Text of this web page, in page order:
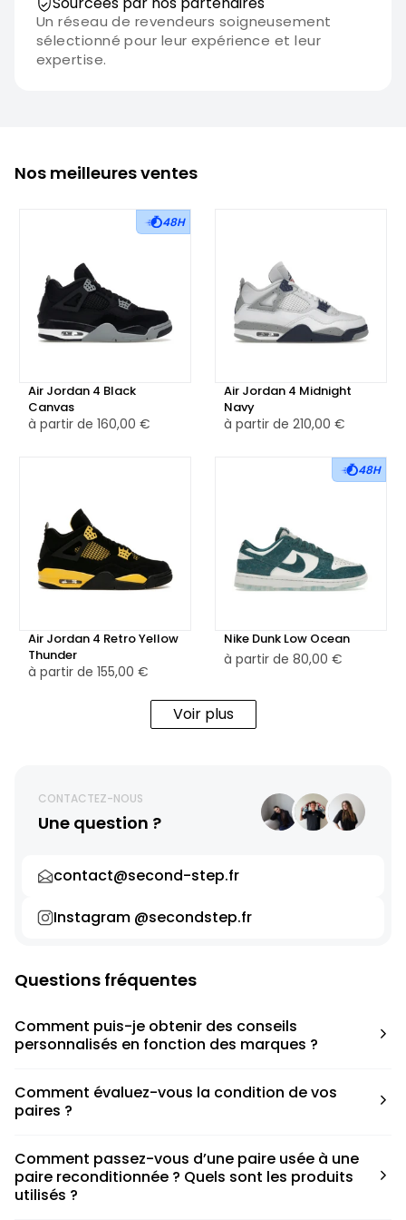
Un réseau de revendeurs soigneusement
sélectionné pour leur expérience et leur
expertise.
Nos meilleures ventes
48H
Air Jordan 4 Black
Canvas
à partir de 160,00 €
Air Jordan 4 Midnight
Navy
à partir de 210,00 €
Air Jordan 4 Retro Yellow
Thunder
à partir de 155,00 €
48H
Nike Dunk Low Ocean
à partir de 80,00 €
Voir plus
CONTACTEZ-NOUS
Une question ?
contact@second-step.fr
Instagram @secondstep.fr
Questions fréquentes
Comment puis-je obtenir des conseils
personnalisés en fonction des marques ?
pour déterminer la taille appropriée, que ce soit une taille
en dessous, au-dessus ou correspondant à votre taille
Comment évaluez-vous la condition de vos
paires ?
défauts spécifiques de chaque paire.
Comment passez-vous d’une paire usée à une
paire reconditionnée ? Quels sont les produits
utilisés ?